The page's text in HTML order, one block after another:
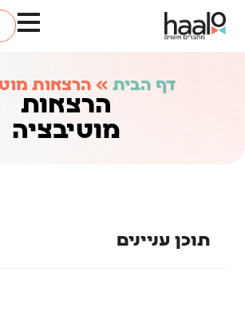
דף הבית » הרצאות
הרצאות
מוטיבציה
תוכן עניינים